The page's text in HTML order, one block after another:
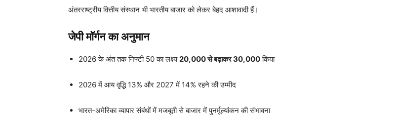
अंतरराष्ट्रीय वित्तीय संस्थान भी भारतीय बाजार को लेकर बेहद आशावादी हैं।
जेपी मॉर्गन का अनुमान
2026 के अंत तक निफ्टी 50 का लक्ष्य20,000 से बढ़ाकर 30,000किया
2026 में आय वृद्धि 13% और 2027 में 14% रहने की उम्मीद
भारत-अमेरिका व्यापार संबंधों में मजबूती से बाजार में पुनर्मूल्यांकन की संभावना